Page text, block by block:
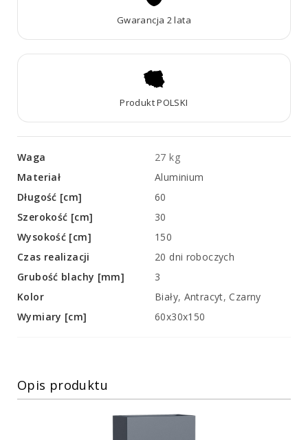
Gwarancja 2 lata
Produkt POLSKI
Waga
27 kg
Materiał
Aluminium
Długość [cm]
60
Szerokość [cm]
30
Wysokość [cm]
150
Czas realizacji
20 dni roboczych
Grubość blachy [mm]
3
Kolor
Biały, Antracyt,Czarny
Wymiary [cm]
60x30x150
Opis produktu